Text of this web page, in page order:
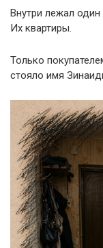
Внутри лежал
Их квартиры.
Только
стояло имя